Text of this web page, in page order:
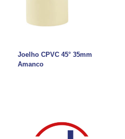
Joelho CPVC 45° 35mm
Amanco